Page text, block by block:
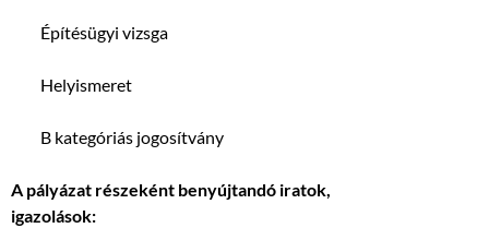
 Építésügyi vizsga
 Helyismeret
 B kategóriás jogosítvány
A pályázat részeként benyújtandó iratok,
igazolások: